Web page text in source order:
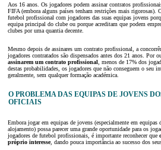
Aos 16 anos. Os jogadores podem assinar contratos
FIFA (embora alguns países tenham restrições mais rigorosas).
futebol profissional com jogadores das suas equipas jovens
equipa principal do clube ou porque acreditam que podem
clubes por uma quantia decente.
Mesmo depois de assinares um contrato profissional, a
jogadores contratados são dispensados antes dos 21 anos. Por
assinarem um contrato profissional , menos de 17% dos
destas probabilidades, os jogadores que não conseguem o seu
geralmente, sem qualquer formação académica.
O PROBLEMA DAS EQUIPAS DE JOVENS
OFICIAIS
Embora jogar em equipas de jovens (especialmente em equipas
alojamento) possa parecer uma grande oportunidade para os
jogadores de futebol profissionais, é importante reconhecer que
próprio interesse, dando pouca importância ao sucesso dos